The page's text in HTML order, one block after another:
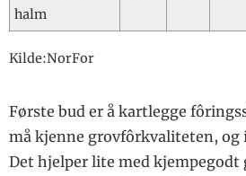
halm
Kilde:NorFor
Første bud er å kartlegge
må kjenne grovfôrkvaliteten, og
Det hjelper lite med kjempegodt